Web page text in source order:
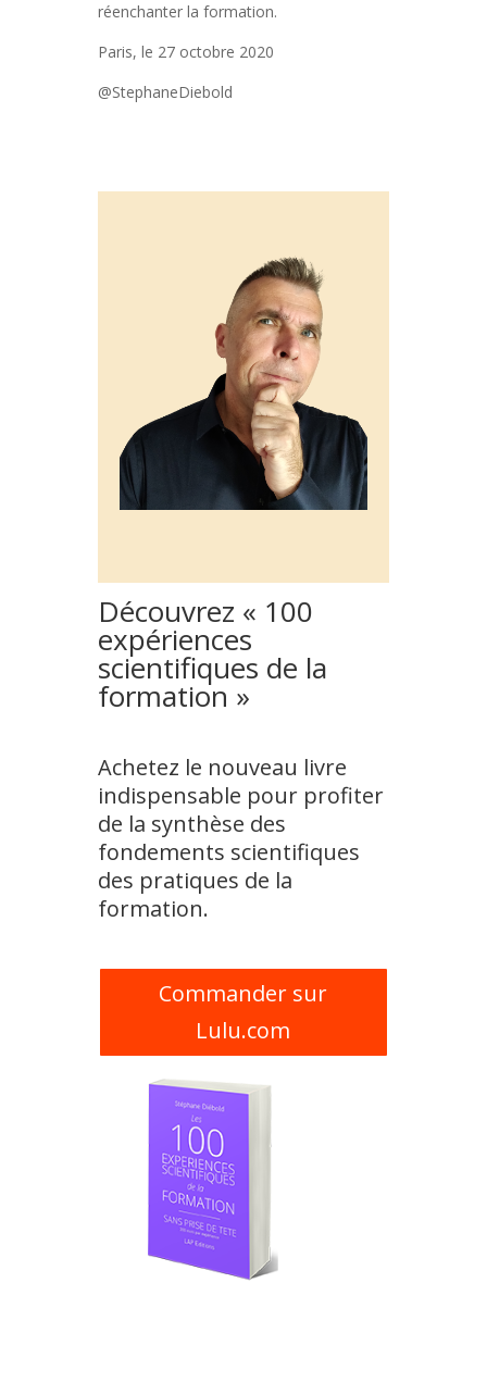
réenchanter la formation.
Paris, le 27 octobre 2020
@StephaneDiebold
Découvrez « 100
expériences
scientifiques de la
formation »
Achetez le nouveau livre
indispensable pour profiter
de la synthèse des
fondements scientifiques
des pratiques de la
formation.
Commander sur
Lulu.com